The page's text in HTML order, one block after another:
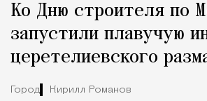
Город
Ко Дню строителя по
запустили плавучую
церетелиевского
Город Кирилл Романов